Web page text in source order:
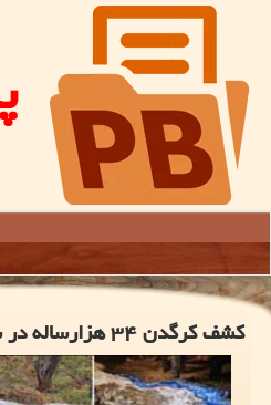
كشف كرگدن ۳۴ هزارساله در سیبری